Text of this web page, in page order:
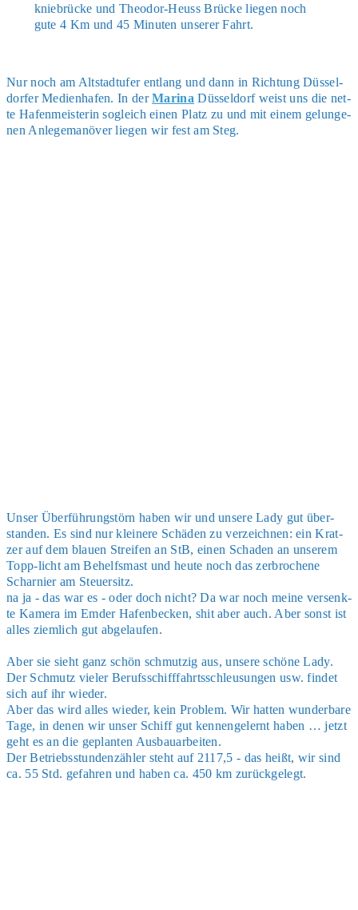
knie­brü­cke und Theo­dor-Heuss Brü­cke lie­gen noch
gute 4 Km und 45 Minu­ten unse­rer Fahrt.
Nur noch am Alt­stadt­ufer ent­lang und dann in Rich­tung Düs­sel­
dor­fer Medi­en­ha­fen. In derMari­na Düs­sel­dorf weist uns die net­
te Hafen­meis­te­rin sogleich einen Platz zu und mit einem gelun­ge­
nen Anle­ge­ma­nö­ver lie­gen wir fest am Steg.
Unser Über­füh­rung­störn haben wir und unse­re Lady gut über­
stan­den. Es sind nur klei­ne­re Schä­den zu ver­zeich­nen: ein Krat­
zer auf dem blau­en Strei­fen an StB, einen Scha­den an unse­rem
Topp-licht am Behelfs­mast und heu­te noch das zer­bro­che­ne
Schar­nier am Steu­er­sitz.
na ja - das war es - oder doch nicht? Da war noch mei­ne ver­senk­
te Kame­ra im Emder Hafen­be­cken, shit aber auch. Aber sonst ist
alles ziem­lich gut abge­lau­fen.
Aber sie sieht ganz schön schmut­zig aus, unse­re schö­ne Lady.
Der Schmutz vie­ler Berufs­schiff­fahrts­schleu­sun­gen usw. fin­det
sich auf ihr wie­der.
Aber das wird alles wie­der, kein Pro­blem. Wir hat­ten wun­der­ba­re
Tage, in denen wir unser Schiff gut ken­nen­ge­lernt haben … jetzt
geht es an die geplan­ten Aus­bau­ar­bei­ten.
Der Betriebs­stun­den­zäh­ler steht auf 2117,5 - das heißt, wir sind
ca. 55 Std. gefah­ren und haben ca. 450 km zurück­ge­legt.